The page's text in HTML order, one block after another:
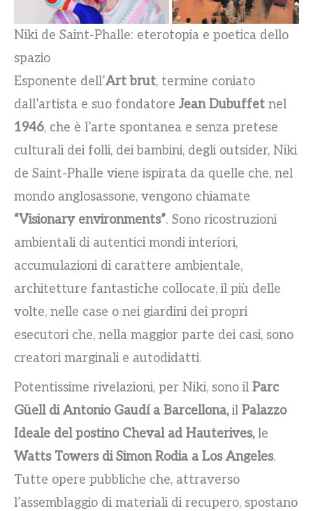
Niki de Saint-Phalle: eterotopia e poetica dello
spazio
Esponente dell’Art brut, termine coniato
dall’artista e suo fondatore Jean Dubuffet nel
1946, che è l’arte spontanea e senza pretese
culturali dei folli, dei bambini, degli outsider, Niki
de Saint-Phalle viene ispirata da quelle che, nel
mondo anglosassone, vengono chiamate
“Visionary environments”. Sono ricostruzioni
ambientali di autentici mondi interiori,
accumulazioni di carattere ambientale,
architetture fantastiche collocate, il più delle
volte, nelle case o nei giardini dei propri
esecutori che, nella maggior parte dei casi, sono
creatori marginali e autodidatti.
Potentissime rivelazioni, per Niki, sono il Parc
Güell di Antonio Gaudí a Barcellona,il Palazzo
Ideale del postino Cheval ad Hauterives,le
Watts Towers di Simon Rodia a Los Angeles.
Tutte opere pubbliche che, attraverso
l’assemblaggio di materiali di recupero, spostano